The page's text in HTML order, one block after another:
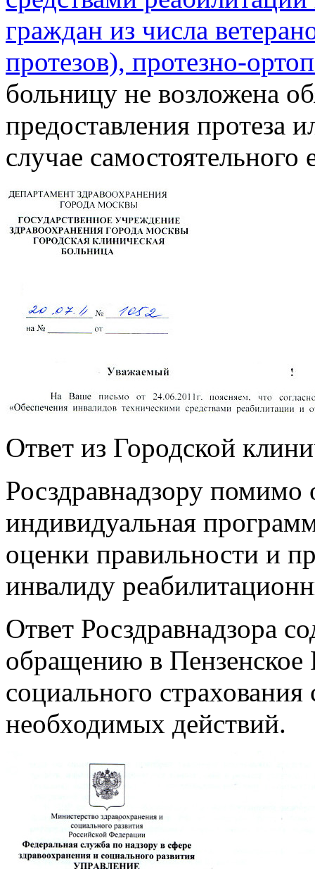
граждан из числа
протезов), протезно-
больницу не возложена
предоставления протеза
случае самостоятельного
Ответ из Городской
Росздравнадзору помимо
индивидуальная
оценки правильности и
инвалиду
Ответ Росздравнадзора
обращению в Пензенское
социального
необходимых действий.